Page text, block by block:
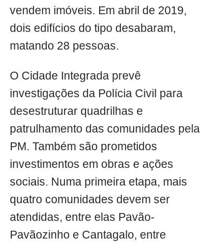
vendem imóveis. Em abril de 2019,
dois edifícios do tipo desabaram,
matando 28 pessoas.
O Cidade Integrada prevê
investigações da Polícia Civil para
desestruturar quadrilhas e
patrulhamento das comunidades pela
PM. Também são prometidos
investimentos em obras e ações
sociais. Numa primeira etapa, mais
quatro comunidades devem ser
atendidas, entre elas Pavão-
Pavãozinho e Cantagalo, entre